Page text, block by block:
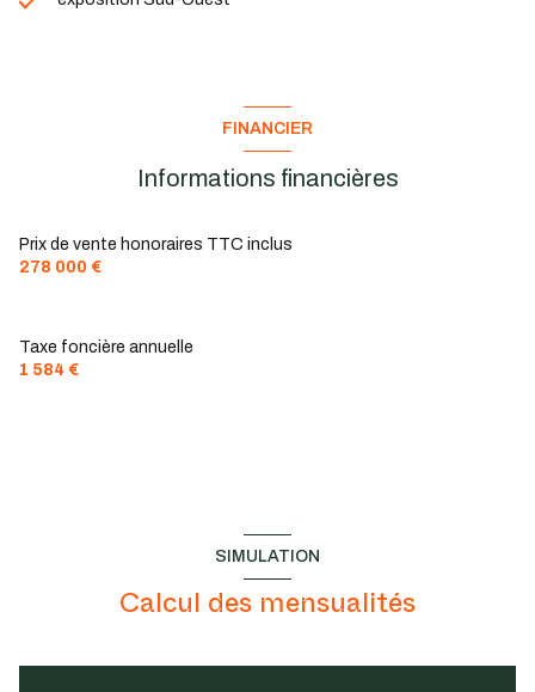
FINANCIER
Informations financières
Prix de vente honoraires TTC inclus
278 000 €
Taxe foncière annuelle
1 584 €
SIMULATION
Calcul des mensualités